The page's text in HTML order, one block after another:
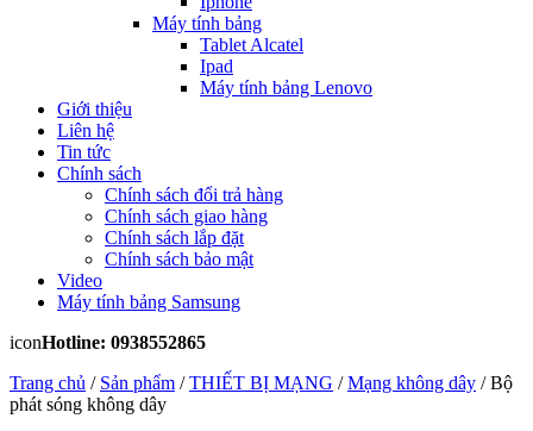
Máy tính bảng
Tablet Alcatel
Ipad
Máy tính bảng Lenovo
Giới thiệu
Liên hệ
Tin tức
Chính sách
Chính sách đổi trả hàng
Chính sách giao hàng
Chính sách lắp đặt
Chính sách bảo mật
Video
Máy tính bảng Samsung
iconHotline: 0938552865
Trang chủ / Sản phẩm /THIẾT BỊ MẠNG /Mạng không dây / Bộ
phát sóng không dây